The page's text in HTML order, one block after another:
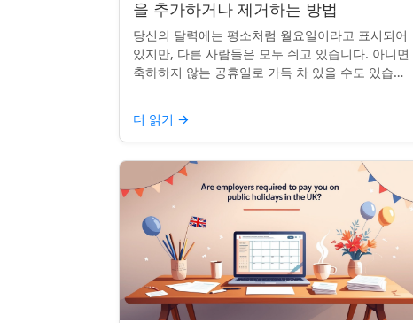
을 추가하거나 제거하는 방법
당신의 달력에는 평소처럼 월요일이라고 표시되어
있지만, 다른 사람들은 모두 쉬고 있습니다. 아니면
축하하지 않는 공휴일로 가득 차 있을 수도 있습니
더 읽기 →